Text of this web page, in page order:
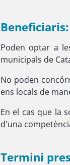
Beneficiaris:
Poden optar a
municipals de
No poden
ens locals de
En el cas que la
d'una
Termini